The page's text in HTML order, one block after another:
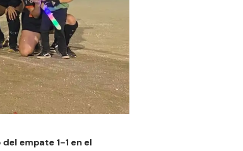
empate 1-1 en el